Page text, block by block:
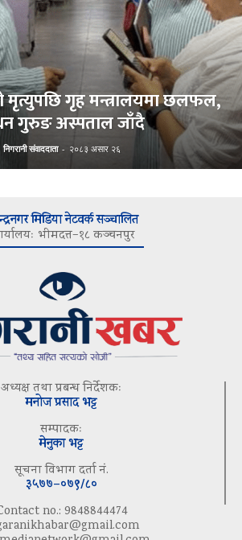
गृह मन्त्रालयमा छलफल,
गुरुङ अस्पताल जाँदै
निगरानी संवाददाता - २०८३ असार २६
मिडिया नेटवर्क सञ्चालित
भीमदत्त–१८ कञ्चनपुर
अध्यक्ष तथा प्रबन्ध निर्देशकः
मनोज प्रसाद भट्ट
सम्पादकः
मेनुका भट्ट
सूचना विभाग दर्ता नं.
३५७७–०७९/८०
no.: 9848844474